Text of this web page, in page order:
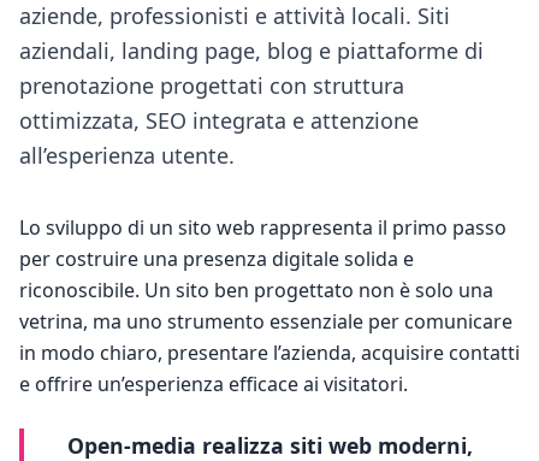
aziende, professionisti e attività locali. Siti
aziendali, landing page, blog e piattaforme di
prenotazione progettati con struttura
ottimizzata, SEO integrata e attenzione
all’esperienza utente.
Lo sviluppo di un sito web rappresenta il primo passo
per costruire una presenza digitale solida e
riconoscibile. Un sito ben progettato non è solo una
vetrina, ma uno strumento essenziale per comunicare
in modo chiaro, presentare l’azienda, acquisire contatti
e offrire un’esperienza efficace ai visitatori.
Open-media realizza siti web moderni,